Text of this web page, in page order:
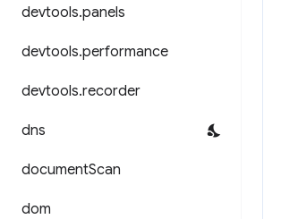
devtools.panels
devtools.performance
devtools.recorder
dns
documentScan
dom